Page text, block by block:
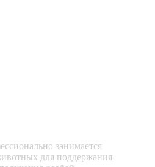
занимается
для поддержания